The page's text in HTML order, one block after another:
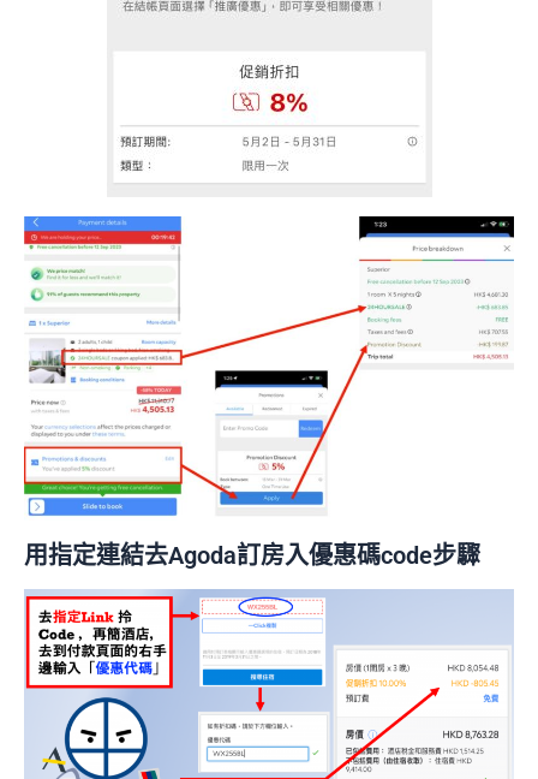
用指定連結去Agoda訂房入優惠碼code步驟